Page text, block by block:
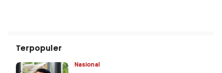
Terpopuler
Nasional